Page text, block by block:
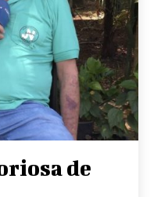
de